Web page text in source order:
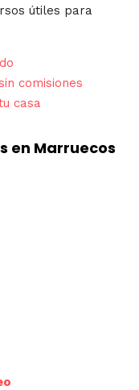
útiles para
comisiones
casa
en Marruecos